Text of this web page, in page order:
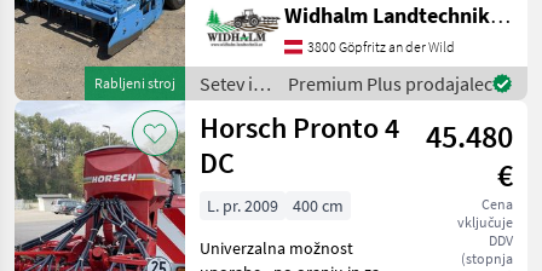
Rabljeni stroj
600lt. Tank -
Einscheibenschaar mit 12
cm Reihenabstand - Ober-
und Unteraussaat - Pe
Widhalm Landtechnik GmbH
3800 Göpfritz an der Wild
Setev in
nega /
Pöttinger
Premium Plus prodajalec
Horsch Pronto 4
DC
45.480
€
Cena
vključuje
DDV
(stopnja
L. pr. 2009
400 cm
Univerzalna možnost